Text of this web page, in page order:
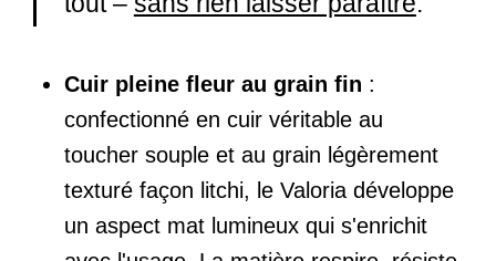
Cuir pleine fleur au grain fin :
confectionné en cuir véritable au
toucher souple et au grain légèrement
texturé façon litchi, le Valoria développe
un aspect mat lumineux qui s'enrichit